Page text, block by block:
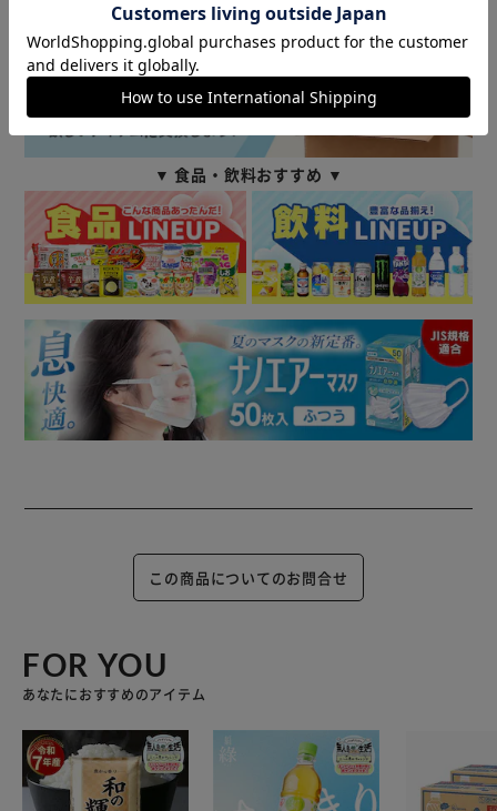
▼ 食品・飲料おすすめ ▼
この商品についてのお問合せ
FOR YOU
あなたにおすすめのアイテム